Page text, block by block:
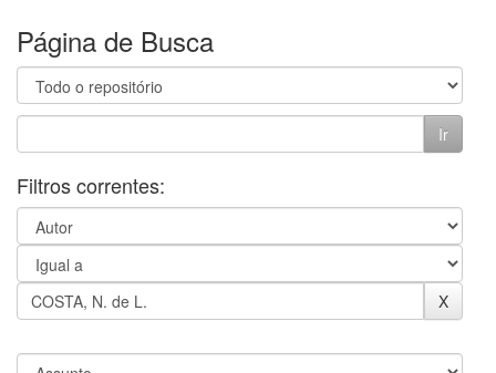
Página de Busca
Filtros correntes: